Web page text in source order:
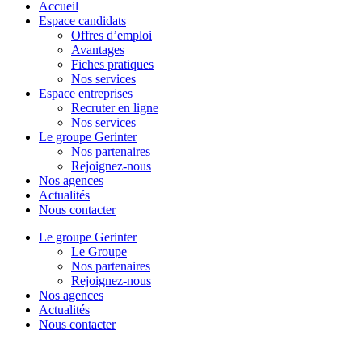
Menu
Accueil
Espace candidats
Offres d’emploi
Avantages
Fiches pratiques
Nos services
Espace entreprises
Recruter en ligne
Nos services
Le groupe Gerinter
Nos partenaires
Rejoignez-nous
Nos agences
Actualités
Nous contacter
Le groupe Gerinter
Le Groupe
Nos partenaires
Rejoignez-nous
Nos agences
Actualités
Nous contacter